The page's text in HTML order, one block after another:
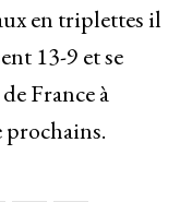
en triplettes il
13-9 et se
France à
prochains.